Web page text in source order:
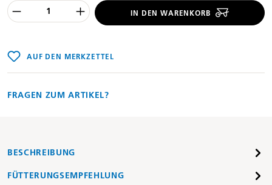
Produkt Anzahl des Produktes
IN DEN WARENKORB
AUF DEN MERKZETTEL
FRAGEN ZUM ARTIKEL?
BESCHREIBUNG
FÜTTERUNGSEMPFEHLUNG